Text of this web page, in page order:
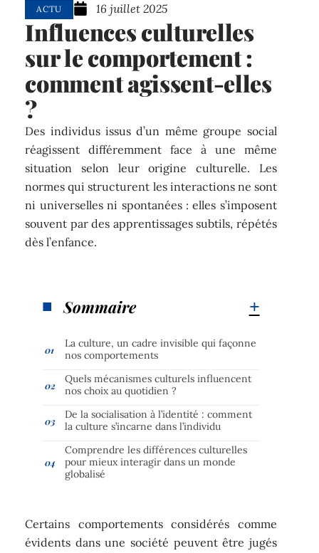
ACTU 16 juillet 2025
Influences culturelles
sur le comportement :
comment agissent-elles
?
Des individus issus d’un même groupe social
réagissent différemment face à une même
situation selon leur origine culturelle. Les
normes qui structurent les interactions ne sont
ni universelles ni spontanées : elles s’imposent
souvent par des apprentissages subtils, répétés
dès l’enfance.
Sommaire
La culture, un cadre invisible qui façonne
nos comportements
Quels mécanismes culturels influencent
nos choix au quotidien ?
De la socialisation à l’identité : comment
la culture s’incarne dans l’individu
Comprendre les différences culturelles
pour mieux interagir dans un monde
globalisé
Certains comportements considérés comme
évidents dans une société peuvent être jugés